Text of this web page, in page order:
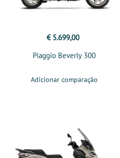
€ 5.699,00
Piaggio Beverly 300
Adicionar comparação